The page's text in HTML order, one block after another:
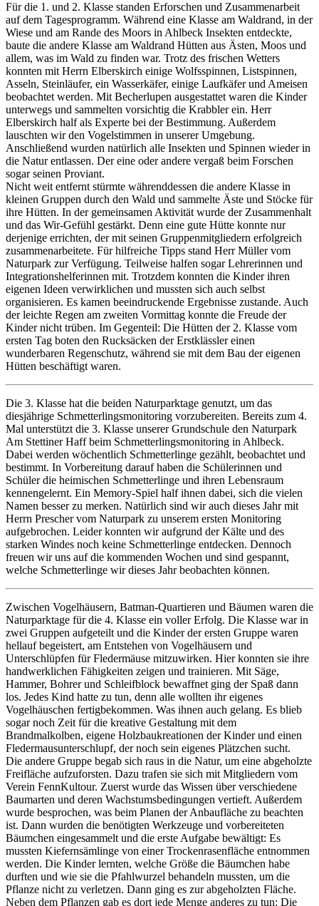
Für die 1. und 2. Klasse standen Erforschen und Zusammenarbeit
auf dem Tagesprogramm. Während eine Klasse am Waldrand, in der
Wiese und am Rande des Moors in Ahlbeck Insekten entdeckte,
baute die andere Klasse am Waldrand Hütten aus Ästen, Moos und
allem, was im Wald zu finden war. Trotz des frischen Wetters
konnten mit Herrn Elberskirch einige Wolfsspinnen, Listspinnen,
Asseln, Steinläufer, ein Wasserkäfer, einige Laufkäfer und Ameisen
beobachtet werden. Mit Becherlupen ausgestattet waren die Kinder
unterwegs und sammelten vorsichtig die Krabbler ein. Herr
Elberskirch half als Experte bei der Bestimmung. Außerdem
lauschten wir den Vogelstimmen in unserer Umgebung.
Anschließend wurden natürlich alle Insekten und Spinnen wieder in
die Natur entlassen. Der eine oder andere vergaß beim Forschen
sogar seinen Proviant.
Nicht weit entfernt stürmte währenddessen die andere Klasse in
kleinen Gruppen durch den Wald und sammelte Äste und Stöcke für
ihre Hütten. In der gemeinsamen Aktivität wurde der Zusammenhalt
und das Wir-Gefühl gestärkt. Denn eine gute Hütte konnte nur
derjenige errichten, der mit seinen Gruppenmitgliedern erfolgreich
zusammenarbeitete. Für hilfreiche Tipps stand Herr Müller vom
Naturpark zur Verfügung. Teilweise halfen sogar Lehrerinnen und
Integrationshelferinnen mit. Trotzdem konnten die Kinder ihren
eigenen Ideen verwirklichen und mussten sich auch selbst
organisieren. Es kamen beeindruckende Ergebnisse zustande. Auch
der leichte Regen am zweiten Vormittag konnte die Freude der
Kinder nicht trüben. Im Gegenteil: Die Hütten der 2. Klasse vom
ersten Tag boten den Rucksäcken der Erstklässler einen
wunderbaren Regenschutz, während sie mit dem Bau der eigenen
Hütten beschäftigt waren.
Die 3. Klasse hat die beiden Naturparktage genutzt, um das
diesjährige Schmetterlingsmonitoring vorzubereiten. Bereits zum 4.
Mal unterstützt die 3. Klasse unserer Grundschule den Naturpark
Am Stettiner Haff beim Schmetterlingsmonitoring in Ahlbeck.
Dabei werden wöchentlich Schmetterlinge gezählt, beobachtet und
bestimmt. In Vorbereitung darauf haben die Schülerinnen und
Schüler die heimischen Schmetterlinge und ihren Lebensraum
kennengelernt. Ein Memory-Spiel half ihnen dabei, sich die vielen
Namen besser zu merken. Natürlich sind wir auch dieses Jahr mit
Herrn Prescher vom Naturpark zu unserem ersten Monitoring
aufgebrochen. Leider konnten wir aufgrund der Kälte und des
starken Windes noch keine Schmetterlinge entdecken. Dennoch
freuen wir uns auf die kommenden Wochen und sind gespannt,
welche Schmetterlinge wir dieses Jahr beobachten können.
Zwischen Vogelhäusern, Batman-Quartieren und Bäumen waren die
Naturparktage für die 4. Klasse ein voller Erfolg. Die Klasse war in
zwei Gruppen aufgeteilt und die Kinder der ersten Gruppe waren
hellauf begeistert, am Entstehen von Vogelhäusern und
Unterschlüpfen für Fledermäuse mitzuwirken. Hier konnten sie ihre
handwerklichen Fähigkeiten zeigen und trainieren. Mit Säge,
Hammer, Bohrer und Schleifblock bewaffnet ging der Spaß dann
los. Jedes Kind hatte zu tun, denn alle wollten ihr eigenes
Vogelhäuschen fertigbekommen. Was ihnen auch gelang. Es blieb
sogar noch Zeit für die kreative Gestaltung mit dem
Brandmalkolben, eigene Holzbaukreationen der Kinder und einen
Fledermausunterschlupf, der noch sein eigenes Plätzchen sucht.
Die andere Gruppe begab sich raus in die Natur, um eine abgeholzte
Freifläche aufzuforsten. Dazu trafen sie sich mit Mitgliedern vom
Verein FennKultour. Zuerst wurde das Wissen über verschiedene
Baumarten und deren Wachstumsbedingungen vertieft. Außerdem
wurde besprochen, was beim Planen der Anbaufläche zu beachten
ist. Dann wurden die benötigten Werkzeuge und vorbereiteten
Bäumchen eingesammelt und die erste Aufgabe bewältigt: Es
mussten Kiefernsämlinge von einer Trockenrasenfläche entnommen
werden. Die Kinder lernten, welche Größe die Bäumchen habe
durften und wie sie die Pfahlwurzel behandeln mussten, um die
Pflanze nicht zu verletzen. Dann ging es zur abgeholzten Fläche.
Neben dem Pflanzen gab es dort jede Menge anderes zu tun: Die